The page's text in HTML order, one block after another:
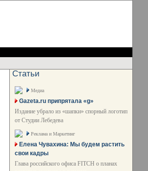
Статьи
Медиа
Gazeta.ru припрятала «g»
Издание убрало из «шапки» спорный логотип
от Студии Лебедева
Реклама и Маркетинг
Елена Чувахина: Мы будем растить
свои кадры
Глава российского офиса FITCH о планах